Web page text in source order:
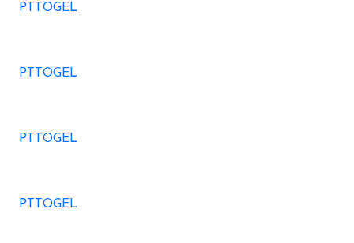
PTTOGEL
PTTOGEL
PTTOGEL
PTTOGEL